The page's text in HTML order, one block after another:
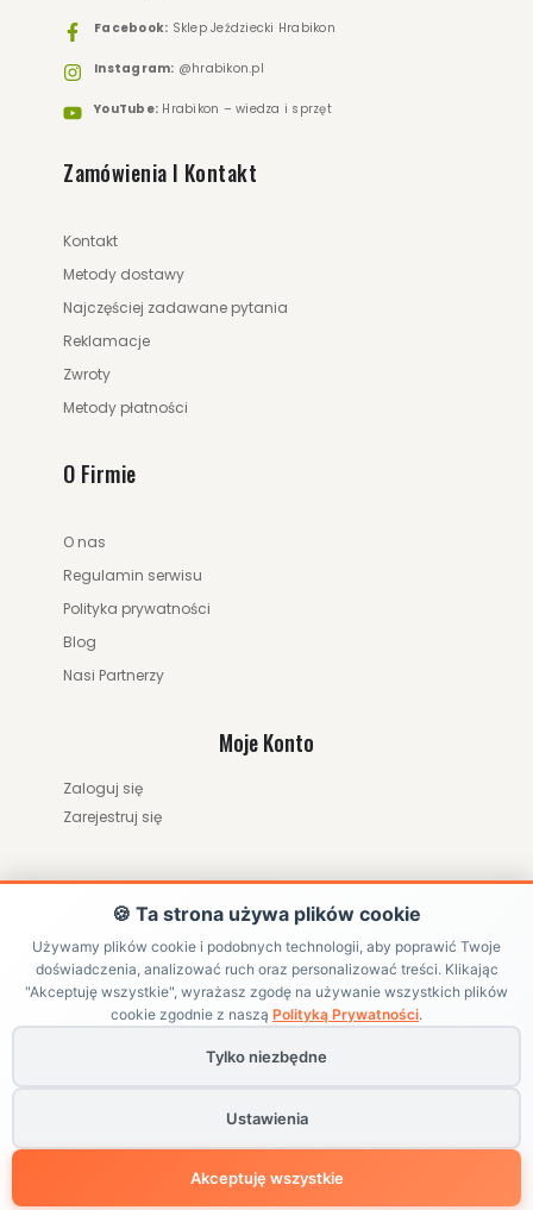
Facebook: Sklep Jeździecki Hrabikon
Instagram: @hrabikon.pl
YouTube: Hrabikon – wiedza i sprzęt
Zamówienia I Kontakt
Kontakt
Metody dostawy
Najczęściej zadawane pytania
Reklamacje
Zwroty
Metody płatności
O Firmie
O nas
Regulamin serwisu
Polityka prywatności
Blog
Nasi Partnerzy
Moje Konto
Zaloguj się
Zarejestruj się
ZWRÓĆ ZAMÓWIENIE / ODSTĄP OD UMOWY
jeździecki z akcesoriami dla konia
Powered byBlackPAGE
🍪 Ta strona używa plików cookie
Używamy plików cookie i podobnych technologii, aby poprawić Twoje
doświadczenia, analizować ruch oraz personalizować treści. Klikając
"Akceptuję wszystkie", wyrażasz zgodę na używanie wszystkich plików
cookie zgodnie z naszą Polityką Prywatności.
Tylko niezbędne
Ustawienia
Akceptuję wszystkie